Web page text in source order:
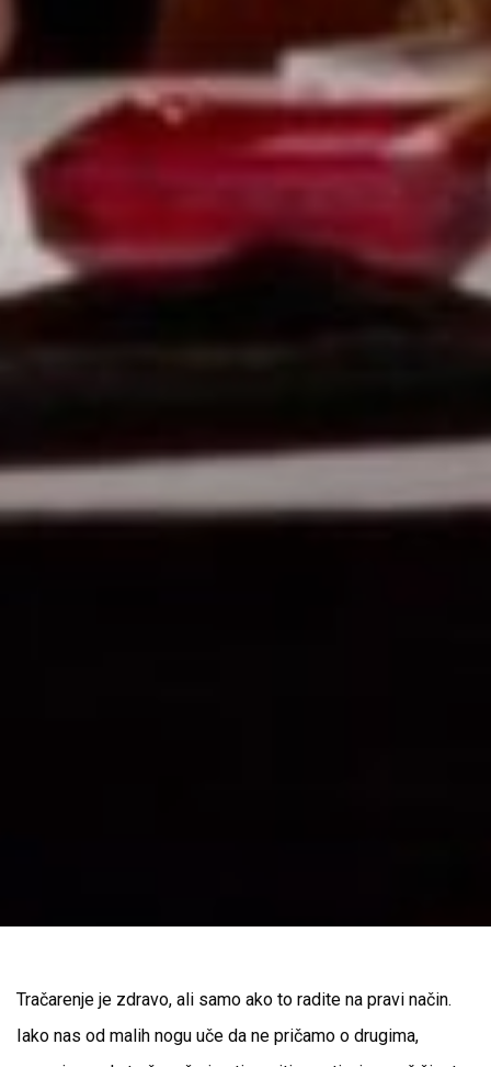
Tračarenje je zdravo, ali samo ako to radite na pravi način.
Iako nas od malih nogu uče da ne pričamo o drugima,